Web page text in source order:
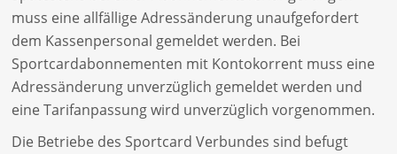
muss eine allfällige Adressänderung unaufgefordert
dem Kassenpersonal gemeldet werden. Bei
Sportcardabonnementen mit Kontokorrent muss eine
Adressänderung unverzüglich gemeldet werden und
eine Tarifanpassung wird unverzüglich vorgenommen.
Die Betriebe des Sportcard Verbundes sind befugt